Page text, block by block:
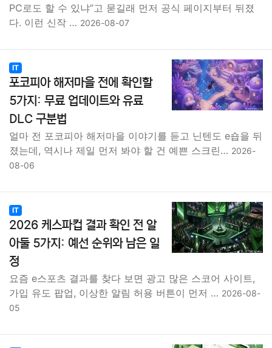
PC로도 할 수 있냐”고 묻길래 먼저 공식 페이지부터 뒤졌
다. 이런 신작 … 2026-08-07
IT
포코피아 해저마을 전에 확인할
5가지: 무료 업데이트와 유료
DLC 구분법
얼마 전 포코피아 해저마을 이야기를 듣고 닌텐도 e숍을 뒤
졌는데, 역시나 제일 먼저 봐야 할 건 예쁜 스크린… 2026-
08-06
IT
2026 케스파컵 결과 확인 전 알
아둘 5가지: 예선 순위와 남은 일
정
요즘 e스포츠 결과를 찾다 보면 광고 많은 스코어 사이트,
가입 유도 팝업, 이상한 알림 허용 버튼이 먼저 … 2026-08-
05